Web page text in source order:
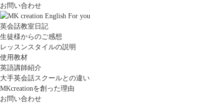
お問い合わせ
英会話教室日記
生徒様からのご感想
レッスンスタイルの説明
使用教材
英語講師紹介
大手英会話スクールとの違い
MKcreationを創った理由
お問い合わせ